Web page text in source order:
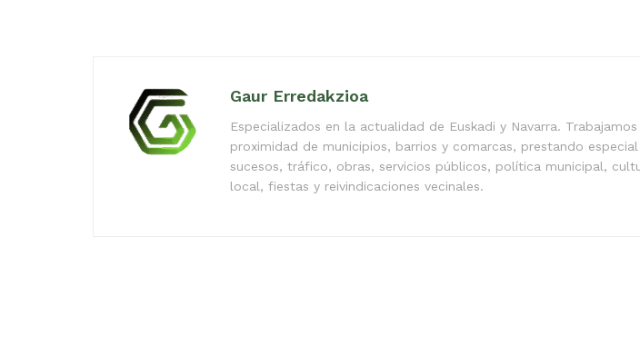
Gaur Erredakzioa
Especializados en la actualidad de Euskadi y Navarra.
proximidad de municipios, barrios y comarcas, prestando
sucesos, tráfico, obras, servicios públicos, política municipal,
local, fiestas y reivindicaciones vecinales.